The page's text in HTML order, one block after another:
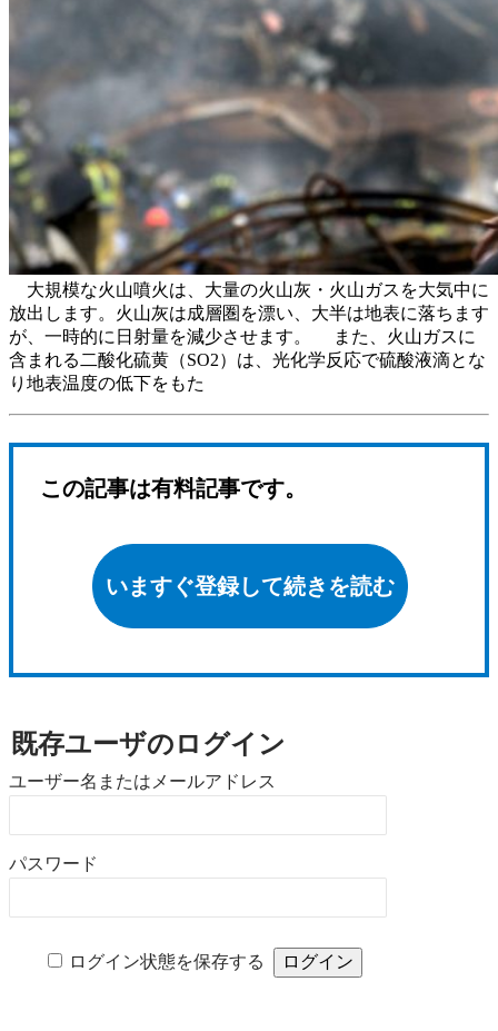
大規模な火山噴火は、大量の火山灰・火山ガスを大気中に
放出します。火山灰は成層圏を漂い、大半は地表に落ちます
が、一時的に日射量を減少させます。 また、火山ガスに
含まれる二酸化硫黄（SO2）は、光化学反応で硫酸液滴とな
り地表温度の低下をもた
この記事は有料記事です。
いますぐ登録して続きを読む
既存ユーザのログイン
ユーザー名またはメールアドレス
パスワード
ログイン状態を保存する